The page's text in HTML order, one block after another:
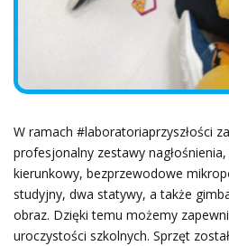
W ramach #laboratoriaprzyszłości
profesjonalny zestawy
kierunkowy, bezprzewodowe
studyjny, dwa statywy, a także
obraz. Dzięki temu możemy
uroczystości szkolnych. Sprzęt